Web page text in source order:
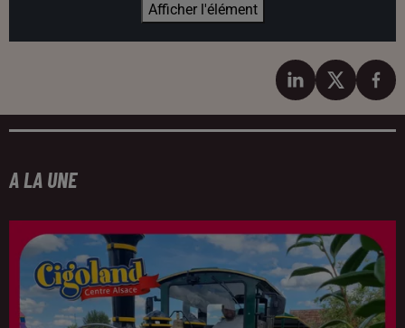
Afficher l'élément
A LA UNE